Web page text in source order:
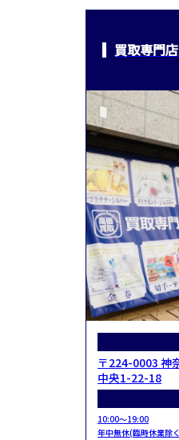
買取専門
〒224-0003 神
中央1-22-18
10:00～19:00
年中無休(臨時休業除